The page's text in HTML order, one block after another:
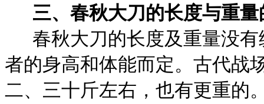
三、春秋大刀的长度与重量
春秋大刀的长度及重量没
者的身高和体能而定。古代战
二、三十斤左右，也有更重的